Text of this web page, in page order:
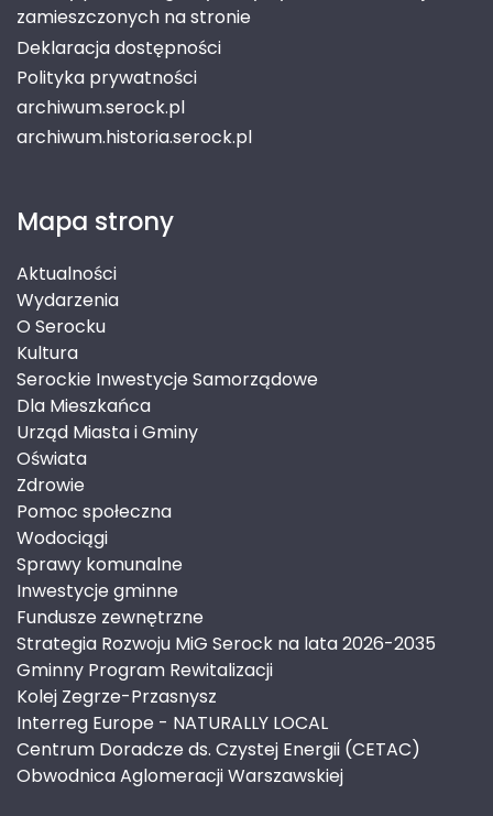
zamieszczonych na stronie
Deklaracja dostępności
Polityka prywatności
archiwum.serock.pl
archiwum.historia.serock.pl
Mapa strony
Aktualności
Wydarzenia
O Serocku
Kultura
Serockie Inwestycje Samorządowe
Dla Mieszkańca
Urząd Miasta i Gminy
Oświata
Zdrowie
Pomoc społeczna
Wodociągi
Sprawy komunalne
Inwestycje gminne
Fundusze zewnętrzne
Strategia Rozwoju MiG Serock na lata 2026-2035
Gminny Program Rewitalizacji
Kolej Zegrze-Przasnysz
Interreg Europe - NATURALLY LOCAL
Centrum Doradcze ds. Czystej Energii (CETAC)
Obwodnica Aglomeracji Warszawskiej